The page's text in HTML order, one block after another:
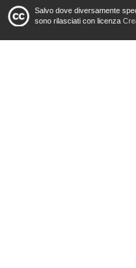
Salvo dove diversamente
sono rilasciati con licenza